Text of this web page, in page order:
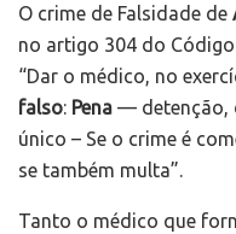
O crime de Falsidade de
no artigo 304 do
“Dar o médico, no
falso: Pena — detenção,
único – Se o crime é
se também multa”.
Tanto o médico que